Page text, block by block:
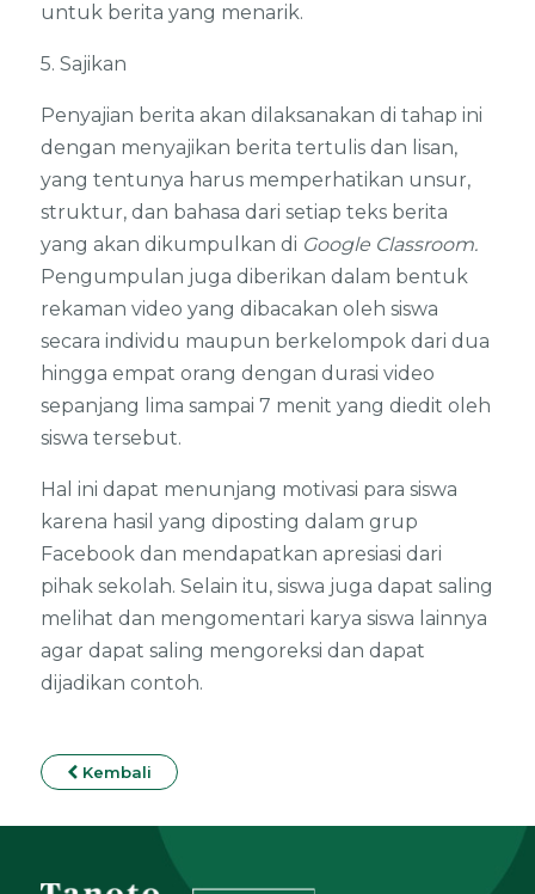
untuk berita yang menarik.
5. Sajikan
Penyajian berita akan dilaksanakan di tahap ini
dengan menyajikan berita tertulis dan lisan,
yang tentunya harus memperhatikan unsur,
struktur, dan bahasa dari setiap teks berita
yang akan dikumpulkan di Google Classroom.
Pengumpulan juga diberikan dalam bentuk
rekaman video yang dibacakan oleh siswa
secara individu maupun berkelompok dari dua
hingga empat orang dengan durasi video
sepanjang lima sampai 7 menit yang diedit oleh
siswa tersebut.
Hal ini dapat menunjang motivasi para siswa
karena hasil yang diposting dalam grup
Facebook dan mendapatkan apresiasi dari
pihak sekolah. Selain itu, siswa juga dapat saling
melihat dan mengomentari karya siswa lainnya
agar dapat saling mengoreksi dan dapat
dijadikan contoh.
Kembali